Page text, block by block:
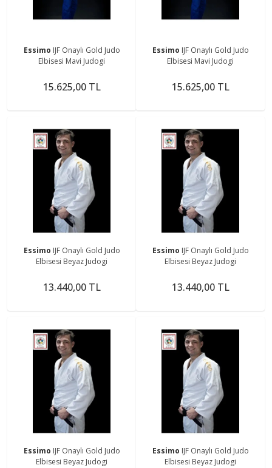
Essimo IJF Onaylı Gold Judo
Elbisesi Mavi Judogi
15.625,00 TL
Essimo IJF Onaylı Gold Judo
Elbisesi Mavi Judogi
15.625,00 TL
Essimo IJF Onaylı Gold Judo
Elbisesi Beyaz Judogi
13.440,00 TL
Essimo IJF Onaylı Gold Judo
Elbisesi Beyaz Judogi
13.440,00 TL
Essimo IJF Onaylı Gold Judo
Elbisesi Beyaz Judogi
Essimo IJF Onaylı Gold Judo
Elbisesi Beyaz Judogi